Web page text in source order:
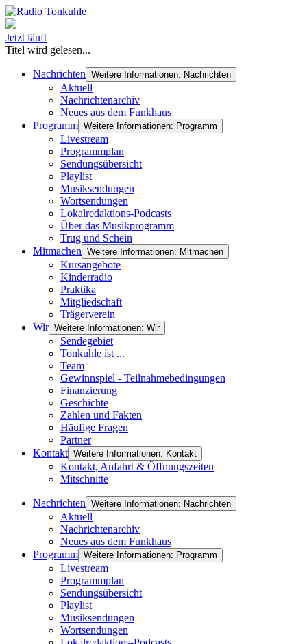
Jetzt läuft
Titel wird gelesen...
Nachrichten Weitere Informationen: Nachrichten
Aktuell
Nachrichtenarchiv
Neues aus dem Funkhaus
Programm Weitere Informationen: Programm
Livestream
Programmplan
Sendungsübersicht
Playlist
Musiksendungen
Wortsendungen
Lokalredaktions-Podcasts
Über das Musikprogramm
Trug und Schein
Mitmachen Weitere Informationen: Mitmachen
Kursangebote
Kinderradio
Praktika
Mitgliedschaft
Trägerverein
Wir Weitere Informationen: Wir
Sendegebiet
Tonkuhle ist ...
Team
Gewinnspiel - Teilnahmebedingungen
Finanzierung
Geschichte
Zahlen und Fakten
Häufige Fragen
Partner
Kontakt Weitere Informationen: Kontakt
Kontakt, Anfahrt & Öffnungszeiten
Mitschnitte
Nachrichten Weitere Informationen: Nachrichten
Aktuell
Nachrichtenarchiv
Neues aus dem Funkhaus
Programm Weitere Informationen: Programm
Livestream
Programmplan
Sendungsübersicht
Playlist
Musiksendungen
Wortsendungen